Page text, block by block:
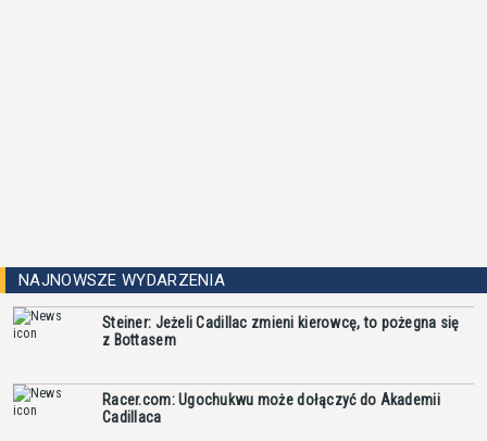
NAJNOWSZE WYDARZENIA
Steiner: Jeżeli Cadillac zmieni kierowcę, to pożegna się
z Bottasem
Racer.com: Ugochukwu może dołączyć do Akademii
Cadillaca